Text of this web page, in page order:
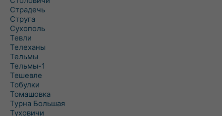
Страдечь
Струга
Сухополь
Тевли
Телеханы
Тельмы
Тельмы-1
Тешевле
Тобулки
Томашовка
Турна Большая
Туховичи